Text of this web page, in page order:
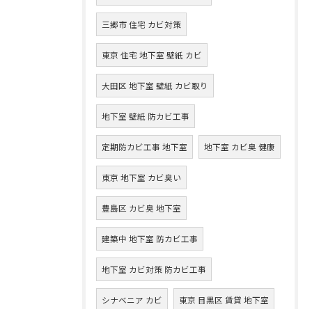
三郷市 住宅 カビ対策
東京 住宅 地下室 壁紙 カビ
大田区 地下室 壁紙 カビ取り
地下室 壁紙 防カビ工事
定期防カビ工事 地下室 地下室 カビ臭 健康
東京 地下室 カビ臭い
豊島区 カビ臭 地下室
建築中 地下室 防カビ工事
地下室 カビ対策 防カビ工事
シナベニア カビ 東京 目黒区 賃貸 地下室